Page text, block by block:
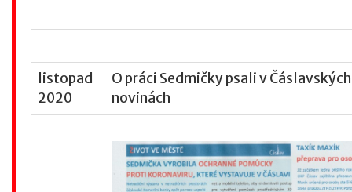
listopad
2020
O práci Sedmičky psali v Čáslavských
novinách